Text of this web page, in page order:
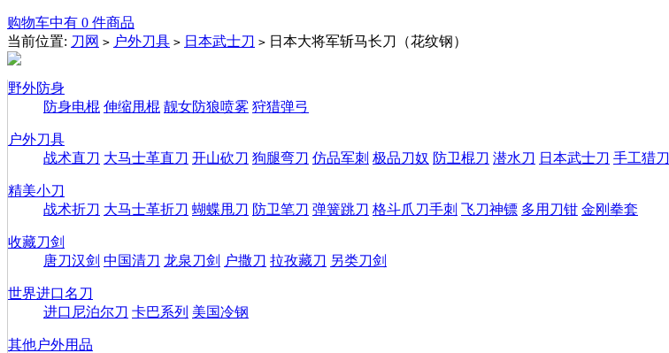
购物车中有 0 件商品
当前位置: 刀网 > 户外刀具 > 日本武士刀 > 日本大将军斩马长刀（花纹钢）
野外防身
防身电棍 伸缩甩棍 靓女防狼喷雾 狩猎弹弓
户外刀具
战术直刀 大马士革直刀 开山砍刀 狗腿弯刀 仿品军刺 极品刀奴 防卫棍刀 潜水刀 日本武士刀 手工猎刀
精美小刀
战术折刀 大马士革折刀 蝴蝶甩刀 防卫笔刀 弹簧跳刀 格斗爪刀手刺 飞刀神镖 多用刀钳 金刚拳套
收藏刀剑
唐刀汉剑 中国清刀 龙泉刀剑 户撒刀 拉孜藏刀 另类刀剑
世界进口名刀
进口尼泊尔刀 卡巴系列 美国冷钢
其他户外用品